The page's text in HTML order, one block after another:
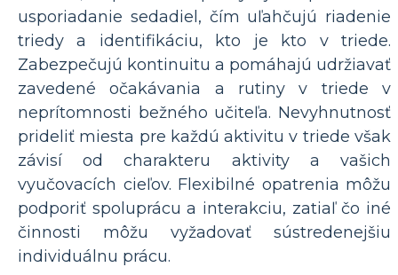
usporiadanie sedadiel, čím uľahčujú riadenie
triedy a identifikáciu, kto je kto v triede.
Zabezpečujú kontinuitu a pomáhajú udržiavať
zavedené očakávania a rutiny v triede v
neprítomnosti bežného učiteľa. Nevyhnutnosť
prideliť miesta pre každú aktivitu v triede však
závisí od charakteru aktivity a vašich
vyučovacích cieľov. Flexibilné opatrenia môžu
podporiť spoluprácu a interakciu, zatiaľ čo iné
činnosti môžu vyžadovať sústredenejšiu
individuálnu prácu.